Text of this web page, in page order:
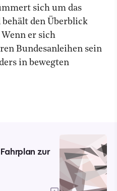
sich um das
den Überblick
er sich
Bundesanleihen sein
in bewegten
zur